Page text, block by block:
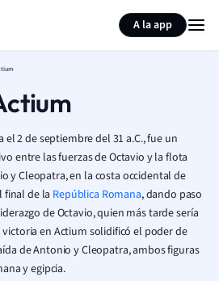
A la app
2 de septiembre del 31 a.C., fue un
entre las fuerzas de Octavio y la flota
y Cleopatra, en la costa occidental de
final de la República Romana, dando paso
de Octavio, quien más tarde sería
en Actium solidificó el poder de
de Antonio y Cleopatra, ambos figuras
y egipcia.
Resumir página